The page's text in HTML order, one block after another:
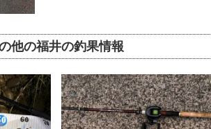
他の福井の釣果情報